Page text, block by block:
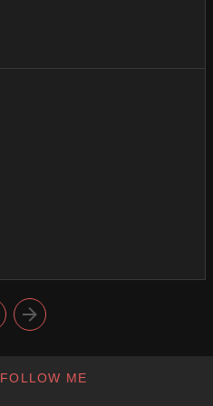
FOLLOW ME